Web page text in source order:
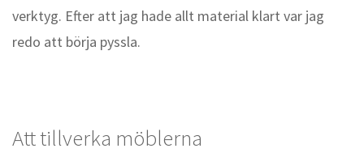
verktyg. Efter att jag hade allt material klart var jag
redo att börja pyssla.
Att tillverka möblerna